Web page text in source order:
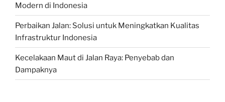
Modern di Indonesia
Perbaikan Jalan: Solusi untuk Meningkatkan Kualitas
Infrastruktur Indonesia
Kecelakaan Maut di Jalan Raya: Penyebab dan
Dampaknya